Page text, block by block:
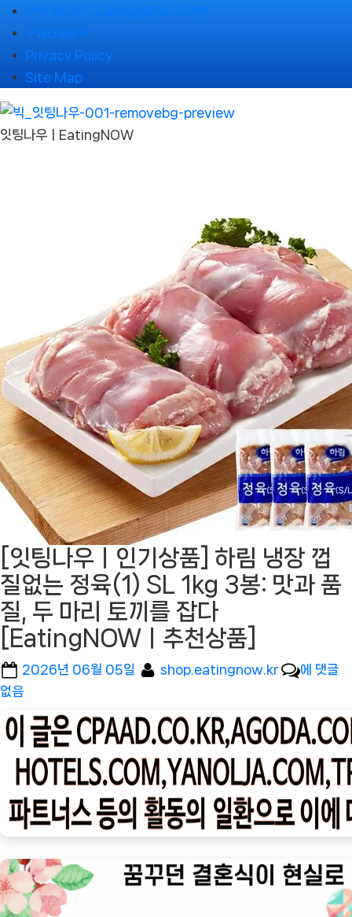
Skip
to
content
🌹잇팅나우ㅣEatingNOW 소개🌹
🌹NOWs🌹
Privacy Policy
Site Map
잇팅나우ㅣEatingNOW
[잇팅나우ㅣ인기상품] 하림 냉장 껍
질없는 정육(1) SL 1kg 3봉: 맛과 품
질, 두 마리 토끼를 잡다
[EatingNOWㅣ추천상품]
Posted
on
2026년 06월 05일 By
shop.eatingnow.kr
[잇
우
ㅣ
인
기
상
하
림
에 댓글
없음